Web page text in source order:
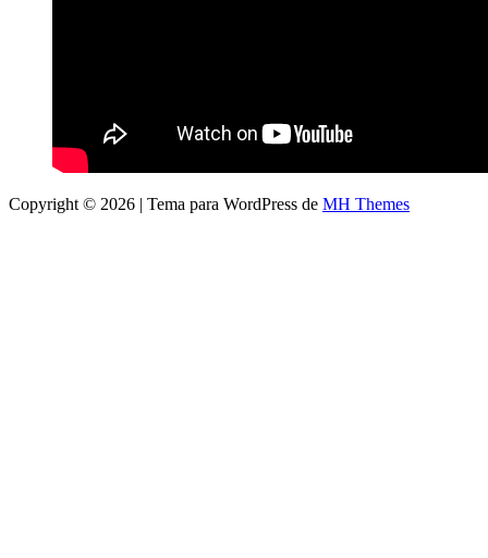
Copyright © 2026 | Tema para WordPress de MH Themes